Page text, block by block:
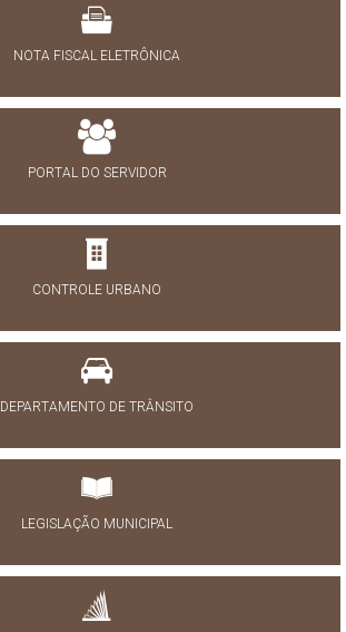
NOTA FISCAL ELETRÔNICA
PORTAL DO SERVIDOR
CONTROLE URBANO
DEPARTAMENTO DE TRÂNSITO
LEGISLAÇÃO MUNICIPAL